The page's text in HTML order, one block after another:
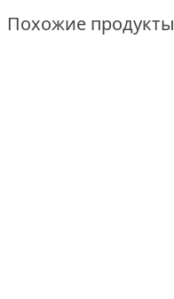
Похожие продукты